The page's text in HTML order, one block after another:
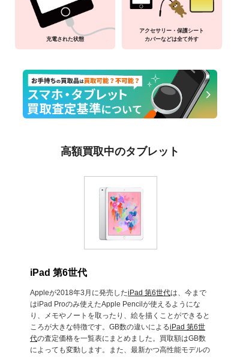
充電された状態
アクセサリー・保護シート
カバーなどは全て外す
高額買取中のタブレット
iPad 第6世代
Appleが2018年3月に発売したiPad 第6世代は、今まで
はiPad Proのみ使えたApple Pencilが使えるようにな
り、メモやノートを取ったり、絵を描くことができると
ころが大きな特徴です。GB数の違いによるiPad 第6世
代の査定価格を一覧表にまとめました。買取額はGB数
によっても変動します。また、最新かつ高性能モデルの